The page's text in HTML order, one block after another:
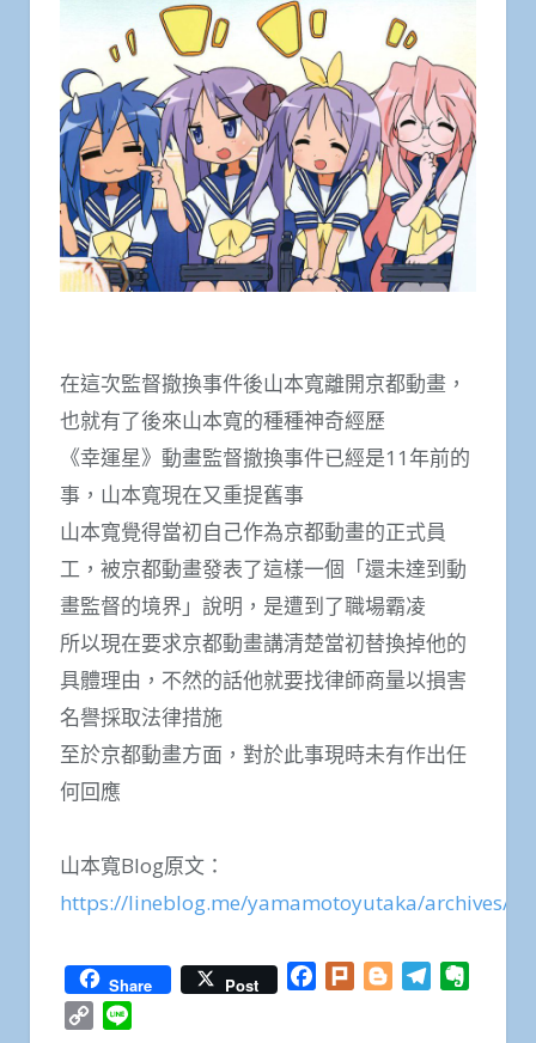
在這次監督撤換事件後山本寬離開京都動畫，
也就有了後來山本寬的種種神奇經歷
《幸運星》動畫監督撤換事件已經是11年前的
事，山本寬現在又重提舊事
山本寬覺得當初自己作為京都動畫的正式員
工，被京都動畫發表了這樣一個「還未達到動
畫監督的境界」說明，是遭到了職場霸凌
所以現在要求京都動畫講清楚當初替換掉他的
具體理由，不然的話他就要找律師商量以損害
名譽採取法律措施
至於京都動畫方面，對於此事現時未有作出任
何回應
山本寬Blog原文：
https://lineblog.me/yamamotoyutaka/archives/
Share Post Facebook
Plurk BloggerTelegram
Copy